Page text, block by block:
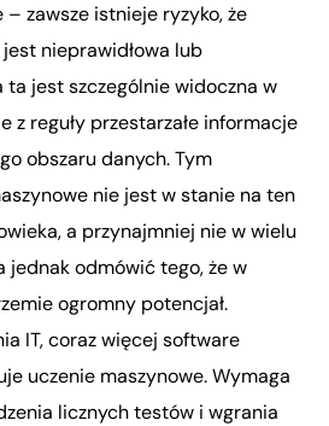
zawsze istnieje ryzyko, że
nieprawidłowa lub
ta jest szczególnie widoczna w
z reguły przestarzałe informacje
obszaru danych. Tym
nie jest w stanie na ten
a przynajmniej nie w wielu
jednak odmówić tego, że w
ogromny potencjał.
IT, coraz więcej software
uczenie maszynowe. Wymaga
licznych testów i wgrania